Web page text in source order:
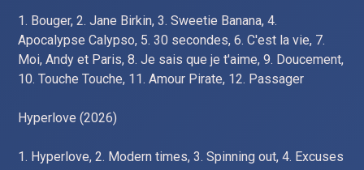
1. Bouger, 2. Jane Birkin, 3. Sweetie Banana, 4.
Apocalypse Calypso, 5. 30 secondes, 6. C'est la vie, 7.
Moi, Andy et Paris, 8. Je sais que je t'aime, 9. Doucement,
10. Touche Touche, 11. Amour Pirate, 12. Passager
Hyperlove (2026)
1. Hyperlove, 2. Modern times, 3. Spinning out, 4. Excuses